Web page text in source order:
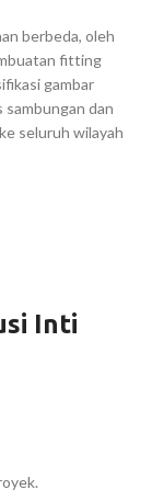
berbeda, oleh
fitting
gambar
sambungan dan
seluruh wilayah
Inti